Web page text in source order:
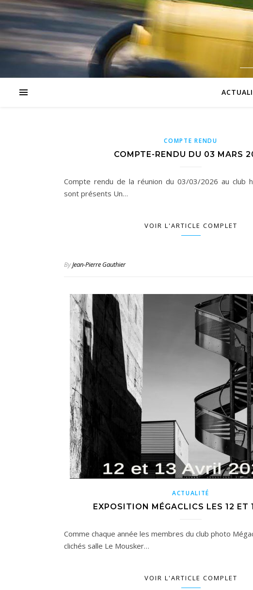
COMPTE RENDU
COMPTE-RENDU DU 03 MARS
Compte rendu de la réunion du 03/03/2026 au club
sont présents Un…
VOIR L'ARTICLE COMPLET
ByJean-Pierre Gauthier
ACTUALITÉ
EXPOSITION MÉGACLICS LES 12 ET
Comme chaque année les membres du club photo
clichés salle Le Mousker…
VOIR L'ARTICLE COMPLET